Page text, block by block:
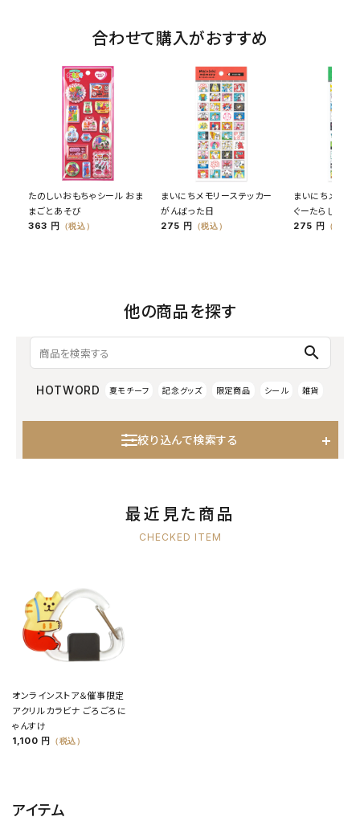
合わせて購入がおすすめ
たのしいおもちゃシール おま
まごとあそび
363 円 （税込）
まいにちメモリーステッカー
がんばった日
275 円 （税込）
まいにちメモリ
ぐーたらした日
275 円 （税込）
他の商品を探す
search
HOTWORD 夏モチーフ 記念グッズ 限定商品 シール 雑貨
絞り込んで検索する
最近見た商品
CHECKED ITEM
オンラインストア＆催事限定
アクリルカラビナ ごろごろに
ゃんすけ
1,100 円 （税込）
アイテム